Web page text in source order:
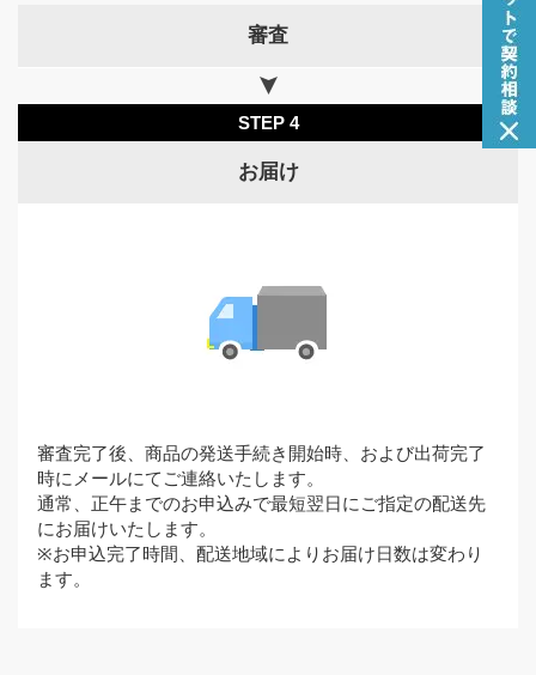
審査
STEP 4
お届け
審査完了後、商品の発送手続き開始時、および出荷完了
時にメールにてご連絡いたします。
通常、正午までのお申込みで最短翌日にご指定の配送先
にお届けいたします。
※お申込完了時間、配送地域によりお届け日数は変わり
ます。